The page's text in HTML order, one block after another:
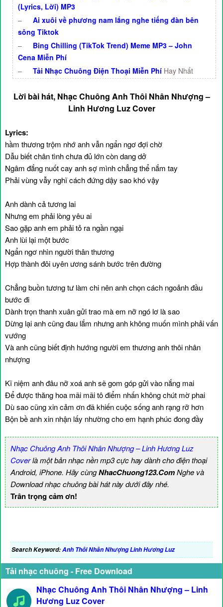
(Lyrics, Lời) MP3
–
Ai xuôi về phương nam lắng nghe tiếng đàn bên
sông Tiktok
–
Bing Chilling (TikTok Trend) Meme MP3 – John
Cena Miễn Phí
–
Tải Nhạc Chuông Điện Thoại Miễn Phí Hay Nhất
Lời bài hát, Nhạc Chuông Anh Thôi Nhân Nhượng –
Linh Hương Luz Cover
Lyrics:
hầm thương trộm nhớ anh vẫn ngẩn ngơ đợi chờ
Dẫu biết chân tình chưa đủ lớn còn dang dở
Ngâm đắng nuốt cay anh sợ mình chẳng thể nắm tay
Phải vùng vẫy nghĩ cách đứng dậy sao khó vậy
Anh dành cả tương lai
Nhưng em phải lòng yêu ai
Sao gặp anh em phải tỏ ra ngần ngại
Anh lùi lại một bước
Ngẩn ngơ nhìn người thân thương
Hợp thành đôi uyên ương sánh bước trên đường
Chẳng buồn tương tư làm chi nên anh chọn cách ngoảnh đầu
bước đi
Dành trọn thanh xuân gửi trao mà em nỡ ngó lơ là sao
Dừng lại anh cũng đau lắm nhưng anh không muốn mình phải vấn
vướng
Và anh cũng biết định hướng người em thương anh thôi nhân
nhượng
Kĩ niệm anh đâu nỡ xoá anh sẽ gom góp gửi vào nắng mai
Để được thăng hoa mãi mãi tô điểm nhấn không chút mờ phai
Dù sao cũng xin cảm ơn đã khiến cuộc sống anh rạng rỡ hơn
Bộn bề anh xin nhận lấy nhường cho em hạnh phúc đong đầy
Nhạc Chuông Anh Thôi Nhân Nhượng – Linh Hương Luz
Coverlà một bản nhạc nền mp3 cực hay dành cho điện thoại
Android, iPhone. Hãy cùngNhacChuong123.ComNghe và
Download nhạc chuông bài hát này dưới đây nhé.
Trân trọng cảm ơn!
Search Keyword:Anh Thôi Nhân Nhượng Linh Hương Luz
Tải nhạc chuông - Free Download
Nhạc Chuông Anh Thôi Nhân Nhượng – Linh
Hương Luz Cover